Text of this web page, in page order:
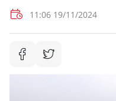
11:06 19/11/2024